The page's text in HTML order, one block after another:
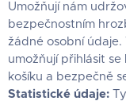
Umožňují nám
bezpečnostním
žádné osobní
umožňují přihlásit
košíku a bezpečně
Statistické údaje: